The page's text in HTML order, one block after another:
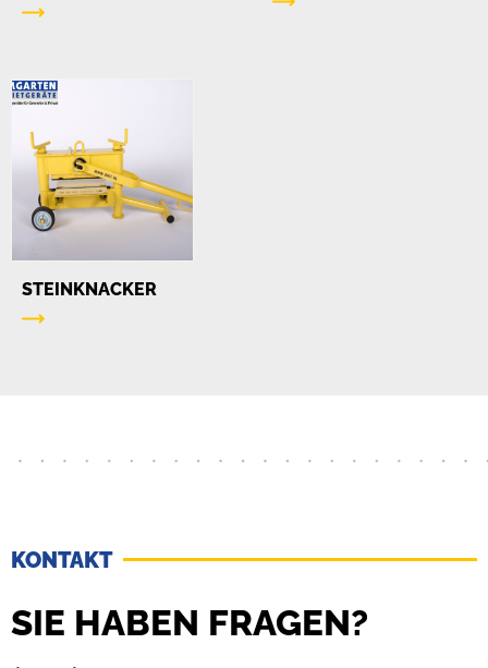
STEINKNACKER
KONTAKT
SIE HABEN FRAGEN?